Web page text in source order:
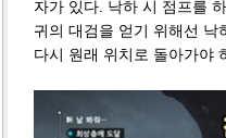
자가 있다. 낙하 시 점프를
귀의 대검을 얻기 위해선
다시 원래 위치로 돌아가야